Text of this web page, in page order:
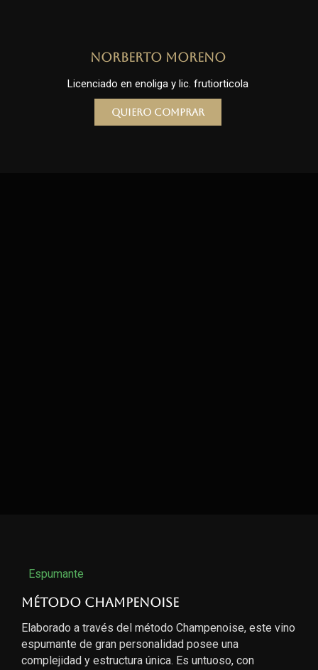
Norberto Moreno
Licenciado en enoliga y lic. frutiorticola
Quiero comprar
Espumante
Método Champenoise
Elaborado a través del método Champenoise, este vino
espumante de gran personalidad posee una
complejidad y estructura única. Es untuoso, con